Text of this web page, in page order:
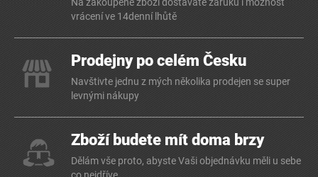
Na zakoupené zboží dostáváte záruku i možnost
vrácení ve 14denní lhůtě
Prodejny po celém Česku
Navštivte jednu z mých několika prodejen se super
levnými nákupy
Zboží budete mít doma brzy
Dělám vše proto, abyste Vaši objednávku měli u sebe